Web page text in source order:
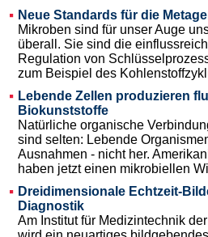
Neue Standards für die
Mikroben sind für unser Auge
überall. Sie sind die
Regulation von
zum Beispiel des
Lebende Zellen produzieren
Biokunststoffe
Natürliche organische
sind selten: Lebende
Ausnahmen - nicht her.
haben jetzt einen mikrobiellen
Dreidimensionale Echtzeit-
Diagnostik
Am Institut für Medizintechnik